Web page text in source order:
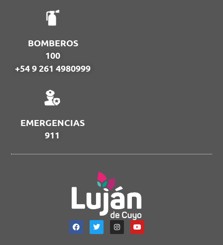
BOMBEROS
100
+54 9 261 4980999
EMERGENCIAS
911